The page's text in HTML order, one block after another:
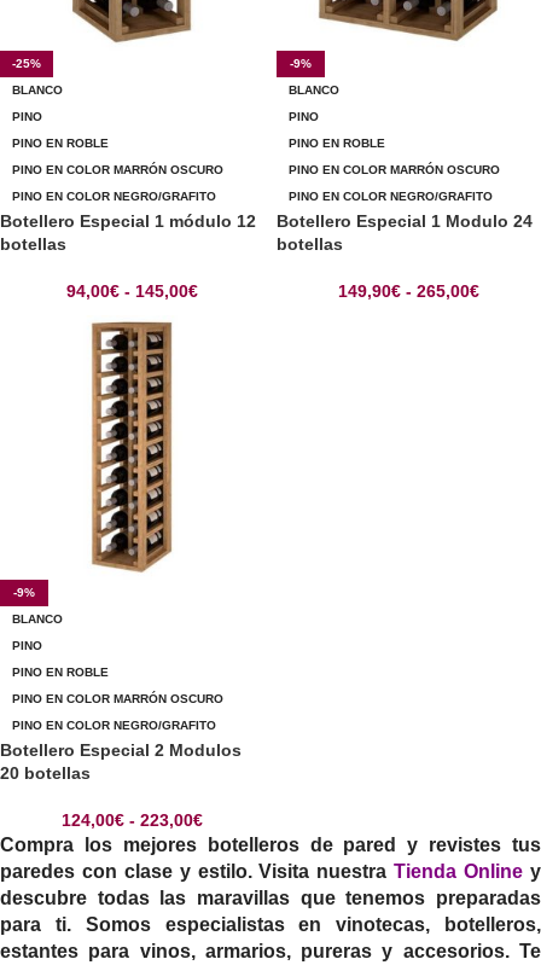
-25%
BLANCO
PINO
PINO EN ROBLE
PINO EN COLOR MARRÓN OSCURO
PINO EN COLOR NEGRO/GRAFITO
Botellero Especial 1 módulo 12
botellas
94,00€ - 145,00€
-9%
BLANCO
PINO
PINO EN ROBLE
PINO EN COLOR MARRÓN OSCURO
PINO EN COLOR NEGRO/GRAFITO
Botellero Especial 1 Modulo 24
botellas
149,90€ - 265,00€
-9%
BLANCO
PINO
PINO EN ROBLE
PINO EN COLOR MARRÓN OSCURO
PINO EN COLOR NEGRO/GRAFITO
Botellero Especial 2 Modulos
20 botellas
124,00€ - 223,00€
Compra los mejores botelleros de pared y revistes tus
paredes con clase y estilo. Visita nuestraTienda Online y
descubre todas las maravillas que tenemos preparadas
para ti. Somos especialistas en vinotecas, botelleros,
estantes para vinos, armarios, pureras y accesorios. Te